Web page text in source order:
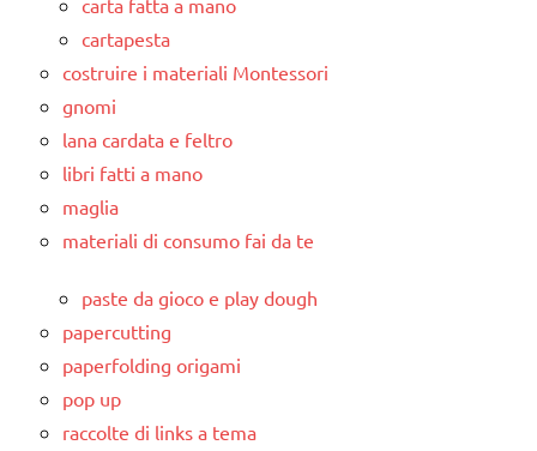
cartapesta
costruire i materiali Montessori
gnomi
lana cardata e feltro
libri fatti a mano
maglia
materiali di consumo fai da te
paste da gioco e play dough
papercutting
paperfolding origami
pop up
raccolte di links a tema